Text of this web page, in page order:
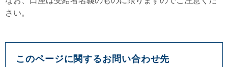
さい。
このページに関するお問い合わせ先